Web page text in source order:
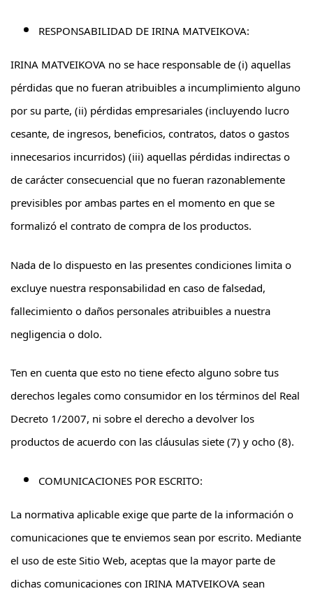
RESPONSABILIDAD DE IRINA MATVEIKOVA:
IRINA MATVEIKOVA no se hace responsable de (i) aquellas
pérdidas que no fueran atribuibles a incumplimiento alguno
por su parte, (ii) pérdidas empresariales (incluyendo lucro
cesante, de ingresos, beneficios, contratos, datos o gastos
innecesarios incurridos) (iii) aquellas pérdidas indirectas o
de carácter consecuencial que no fueran razonablemente
previsibles por ambas partes en el momento en que se
formalizó el contrato de compra de los productos.
Nada de lo dispuesto en las presentes condiciones limita o
excluye nuestra responsabilidad en caso de falsedad,
fallecimiento o daños personales atribuibles a nuestra
negligencia o dolo.
Ten en cuenta que esto no tiene efecto alguno sobre tus
derechos legales como consumidor en los términos del Real
Decreto 1/2007, ni sobre el derecho a devolver los
productos de acuerdo con las cláusulas siete (7) y ocho (8).
COMUNICACIONES POR ESCRITO:
La normativa aplicable exige que parte de la información o
comunicaciones que te enviemos sean por escrito. Mediante
el uso de este Sitio Web, aceptas que la mayor parte de
dichas comunicaciones con IRINA MATVEIKOVA sean